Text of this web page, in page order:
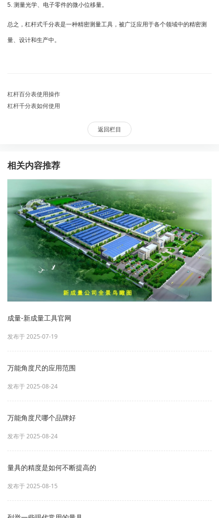
5. 测量光学、电子零件的微小位移量。
总之，杠杆式千分表是一种精密测量工具，被广泛应用于各个领域中的精密测
量、设计和生产中。
杠杆百分表使用操作
杠杆千分表如何使用
返回栏目
相关内容推荐
成量-新成量工具官网
发布于 2025-07-19
万能角度尺的应用范围
发布于 2025-08-24
万能角度尺哪个品牌好
发布于 2025-08-24
量具的精度是如何不断提高的
发布于 2025-08-15